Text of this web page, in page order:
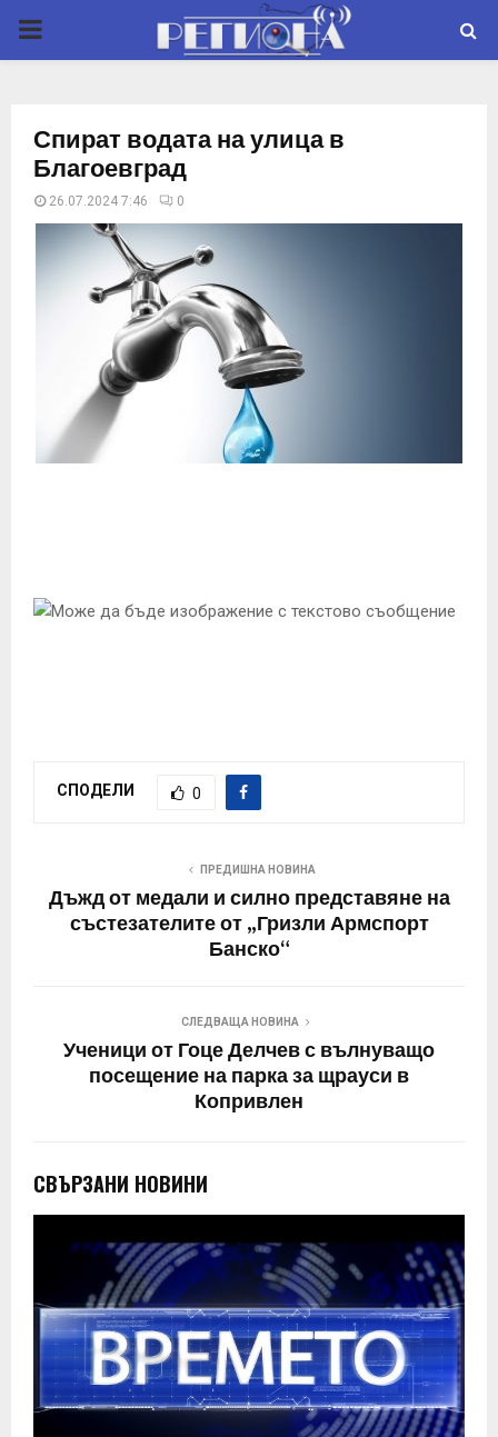
P
M
A
Спират водата на улица в
Благоевград
26.07.2024 7:46 0
СПОДЕЛИ 0
ПРЕДИШНА НОВИНА
Дъжд от медали и силно представяне на
състезателите от „Гризли Армспорт
Банско“
СЛЕДВАЩА НОВИНА
Ученици от Гоце Делчев с вълнуващо
посещение на парка за щрауси в
Копривлен
СВЪРЗАНИ НОВИНИ